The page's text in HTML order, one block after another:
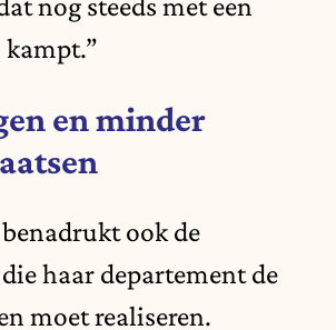
en minder
ook de
die haar departement de
moet realiseren.